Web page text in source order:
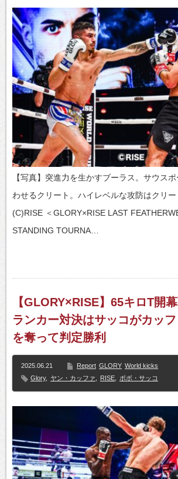
【写真】突進力を生かすブーラス。サウス
わせるクリート。ハイレベルな攻防はクリ
(C)RISE ＜GLORY×RISE LAST
STANDING TOURNA…
【GLORY×RISE】65キロT開
ランカー対決はサッコがカッ
を奪って判定勝利
2025.06.21 Report GLORY World kicks
Glory, ヤン・カッファ RISE ボボ・サッコ